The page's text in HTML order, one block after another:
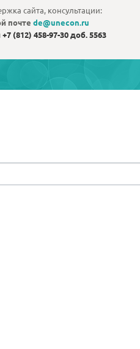
сайта, консультации:
почте de@unecon.ru
+7 (812) 458-97-30 доб. 5563